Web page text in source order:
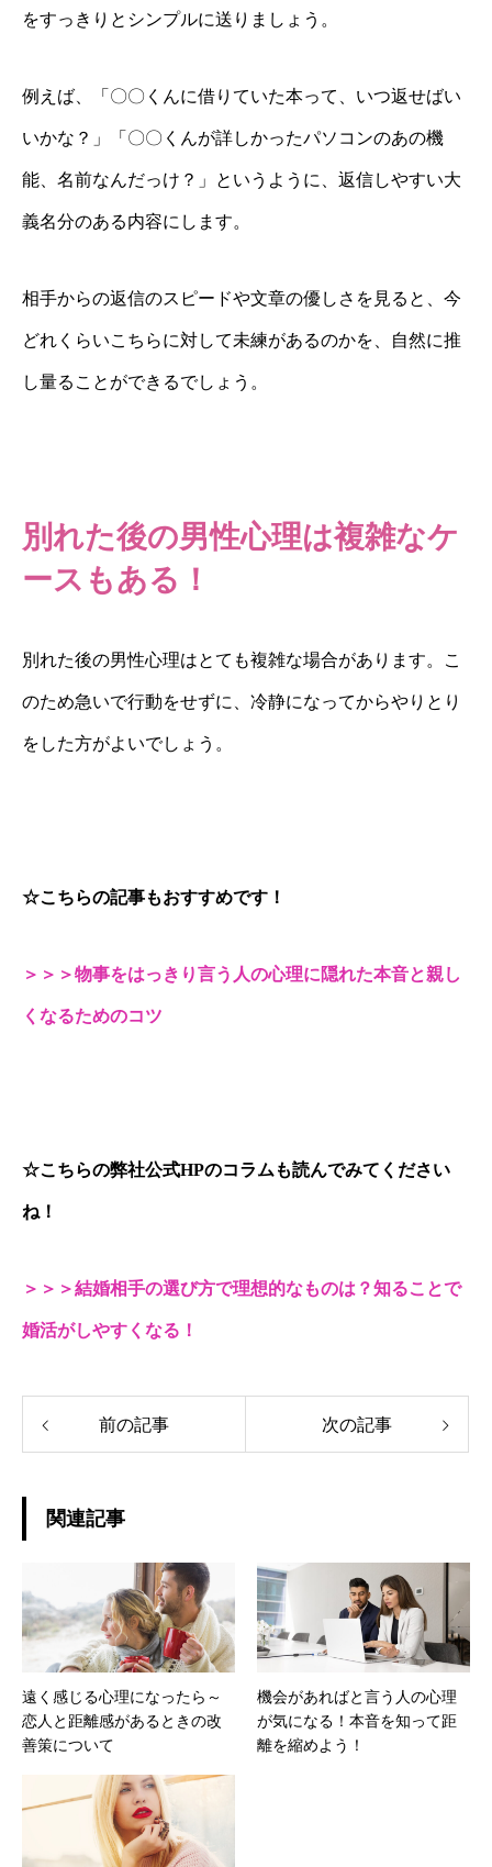
をすっきりとシンプルに送りましょう。
例えば、「〇〇くんに借りていた本って、いつ返せばい
いかな？」「〇〇くんが詳しかったパソコンのあの機
能、名前なんだっけ？」というように、返信しやすい大
義名分のある内容にします。
相手からの返信のスピードや文章の優しさを見ると、今
どれくらいこちらに対して未練があるのかを、自然に推
し量ることができるでしょう。
別れた後の男性心理は複雑なケ
ースもある！
別れた後の男性心理はとても複雑な場合があります。こ
のため急いで行動をせずに、冷静になってからやりとり
をした方がよいでしょう。
☆こちらの記事もおすすめです！
＞＞＞物事をはっきり言う人の心理に隠れた本音と親し
くなるためのコツ
☆こちらの弊社公式HPのコラムも読んでみてください
ね！
＞＞＞結婚相手の選び方で理想的なものは？知ることで
婚活がしやすくなる！
前の記事 次の記事
関連記事
遠く感じる心理になったら～
恋人と距離感があるときの改
善策について
機会があればと言う人の心理
が気になる！本音を知って距
離を縮めよう！